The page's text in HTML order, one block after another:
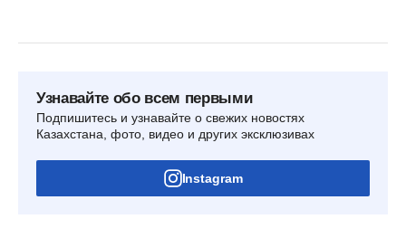
Узнавайте обо всем первыми
Подпишитесь и узнавайте о свежих новостях
Казахстана, фото, видео и других эксклюзивах
Instagram